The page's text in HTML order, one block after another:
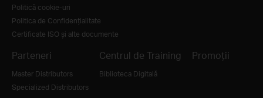
Politică cookie-uri
Politica de Confidențialitate
Certificate ISO și alte documente
Parteneri
Master Distributors
Specialized Distributors
Centrul de Training
Biblioteca Digitală
Promoții